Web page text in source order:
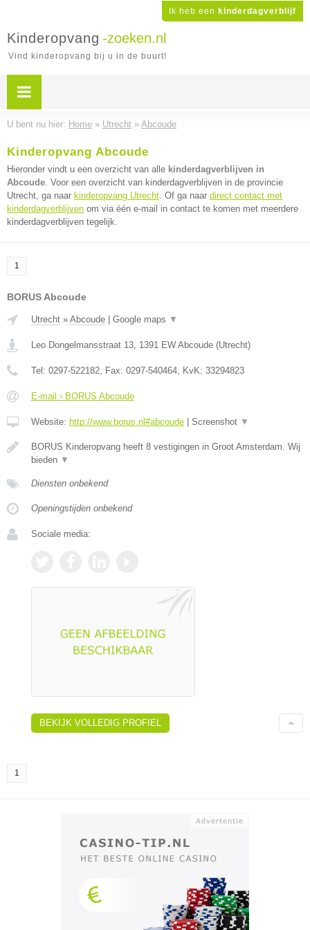
Ik heb een kinderdagverblijf
Kinderopvang -zoeken.nl
Vind kinderopvang bij u in de buurt!
U bent nu hier: Home » Utrecht » Abcoude
Kinderopvang Abcoude
Hieronder vindt u een overzicht van alle kinderdagverblijven in
Abcoude. Voor een overzicht van kinderdagverblijven in de provincie
Utrecht, ga naar kinderopvang Utrecht. Of ga naar direct contact met
kinderdagverblijven om via één e-mail in contact te komen met meerdere
kinderdagverblijven tegelijk.
1
BORUS Abcoude
Utrecht » Abcoude Google maps ▼
Leo Dongelmansstraat 13, 1391 EW Abcoude (Utrecht)
Tel: 0297-522182, Fax: 0297-540464, KvK: 33294823
E-mail › BORUS Abcoude
Website: http://www.borus.nl#abcoude Screenshot ▼
BORUS Kinderopvang heeft 8 vestigingen in Groot Amsterdam. Wij
bieden ▼
Diensten onbekend
Openingstijden onbekend
Sociale media:
BEKIJK VOLLEDIG PROFIEL
1